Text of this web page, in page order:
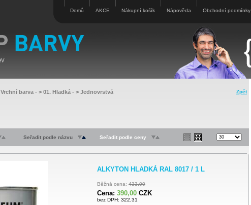
Domů AKCE Nákupní košík Nápověda Obchodní podmínky
Vrchní barva - > 01. Hladká - > Jednovrstvá Zpět
Seřadit podle názvu Seřadit podle ceny
ALKYTON HLADKÁ RAL 8017 / 1 L
Běžná cena: 433,00
Cena: 390,00 CZK
bez DPH: 322,31